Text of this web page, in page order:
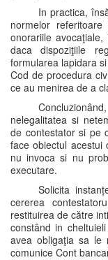
In practica,
normelor
onorariile
daca dispoziţiile
formularea lapidara
Cod de procedura
ce au menirea de a
nelegalitatea si
de contestator si pe
face obiectul acestui
nu invoca si nu
executare.
Solicita
cererea
restituirea de către
constând in
avea obligaţia sa le
comunice Cont